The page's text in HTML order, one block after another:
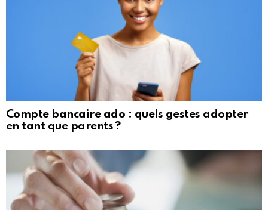
Compte bancaire ado : quels gestes adopter
en tant que parents ?